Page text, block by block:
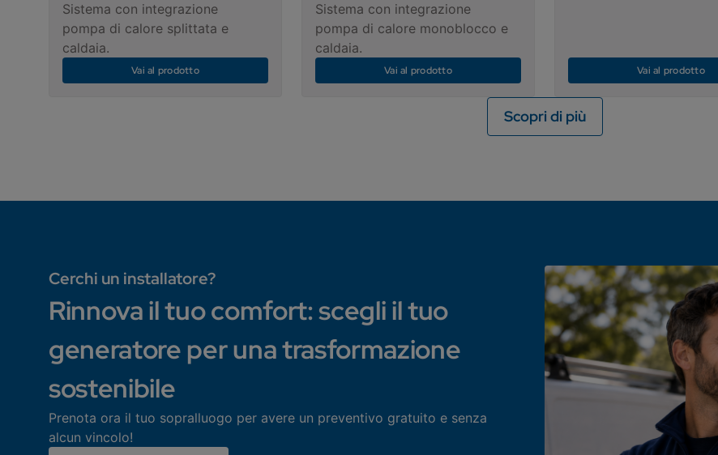
Sistema con integrazione
pompa di calore splittata e
caldaia.
Vai al prodotto
Sistema con integrazione
pompa di calore monoblocco e
caldaia.
Vai al prodotto Vai al prodotto
Scopri di più
Cerchi un installatore?
Rinnova il tuo comfort: scegli il tuo
generatore per una trasformazione
sostenibile
Prenota ora il tuo sopralluogo per avere un preventivo gratuito e senza
alcun vincolo!